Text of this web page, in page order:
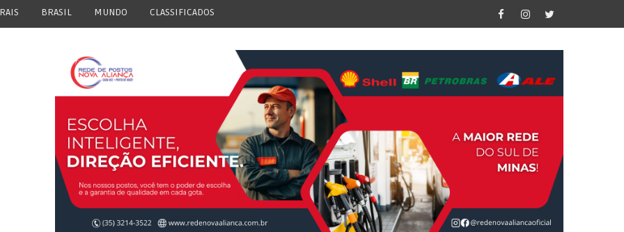
BRASIL MUNDO CLASSIFICADOS